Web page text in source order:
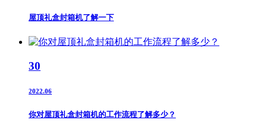
屋顶礼盒封箱机了解一下
30
2022.06
你对屋顶礼盒封箱机的工作流程了解多少？